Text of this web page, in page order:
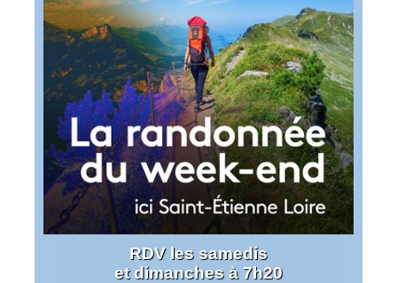
RDV les samedis
et dimanches à 7h20